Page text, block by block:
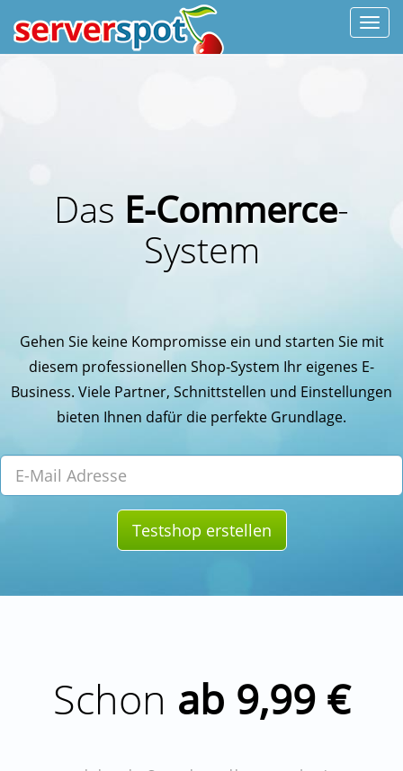
Das E-Commerce-
System
Gehen Sie keine Kompromisse ein und starten Sie mit
diesem professionellen Shop-System Ihr eigenes E-
Business. Viele Partner, Schnittstellen und Einstellungen
bieten Ihnen dafür die perfekte Grundlage.
Testshop erstellen
Schon ab 9,99 €